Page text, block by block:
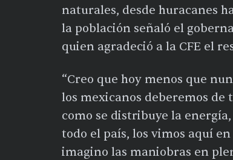
naturales, desde huracanes
la población señaló el
quien agradeció a la CFE el
“Creo que hoy menos que
los mexicanos deberemos
como se distribuye la
todo el país, los vimos aquí
imagino las maniobras en